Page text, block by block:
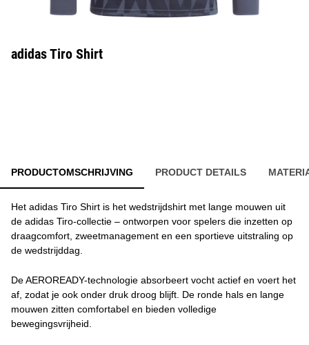
adidas Tiro Shirt
PRODUCTOMSCHRIJVING PRODUCT DETAILS
Het adidas Tiro Shirt is het wedstrijdshirt met lange mouwen uit
de adidas Tiro-collectie – ontworpen voor spelers die inzetten op
draagcomfort, zweetmanagement en een sportieve uitstraling op
de wedstrijddag.
De AEROREADY-technologie absorbeert vocht actief en voert het
af, zodat je ook onder druk droog blijft. De ronde hals en lange
mouwen zitten comfortabel en bieden volledige
bewegingsvrijheid.